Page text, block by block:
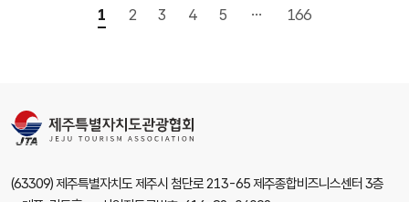
1
2 3 4 5 ... 166
(63309) 제주특별자치도 제주시 첨단로 213-65 제주종합비즈니스센터 3층